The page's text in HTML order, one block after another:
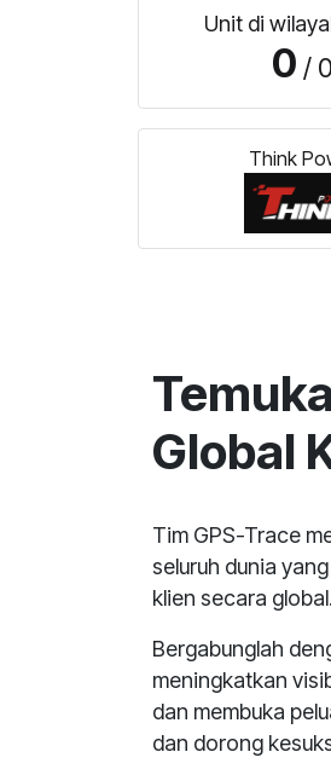
Unit di
0 / 0
Think
Global
Tim GPS-Trace
seluruh dunia
klien secara global.
Bergabunglah
meningkatkan
dan membuka
dan dorong